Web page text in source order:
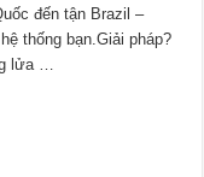
đến tận Brazil –
thống bạn.Giải pháp?
lửa …